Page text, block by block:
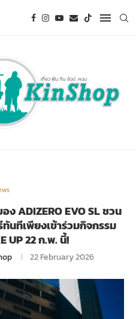
ADIZERO EVO SL ชวน
นทีเพียงเข้าร่วมกิจกรรม
UP 22 ก.พ. นี้!
22 February 2026